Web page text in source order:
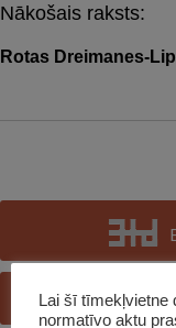
Nākošais raksts:
Rotas Dreimanes-
Lai šī tīmekļvietne
normatīvo aktu